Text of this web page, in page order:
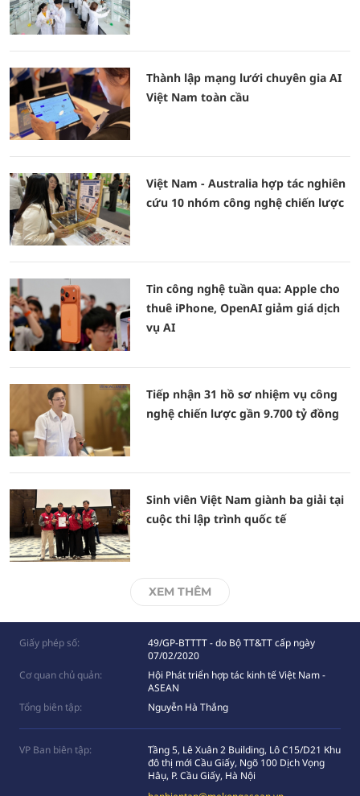
Thành lập mạng lưới chuyên gia AI
Việt Nam toàn cầu
Việt Nam - Australia hợp tác nghiên
cứu 10 nhóm công nghệ chiến lược
Tin công nghệ tuần qua: Apple cho
thuê iPhone, OpenAI giảm giá dịch
vụ AI
Tiếp nhận 31 hồ sơ nhiệm vụ công
nghệ chiến lược gần 9.700 tỷ đồng
Sinh viên Việt Nam giành ba giải tại
cuộc thi lập trình quốc tế
XEM THÊM
Giấy phép số:
49/GP-BTTTT - do Bộ TT&TT cấp ngày
07/02/2020
Cơ quan chủ quản:
Hội Phát triển hợp tác kinh tế Việt Nam -
ASEAN
Tổng biên tập:
Nguyễn Hà Thắng
VP Ban biên tập:
Tầng 5, Lê Xuân 2 Building, Lô C15/D21 Khu
đô thị mới Cầu Giấy, Ngõ 100 Dịch Vọng
Hâụ, P. Cầu Giấy, Hà Nội